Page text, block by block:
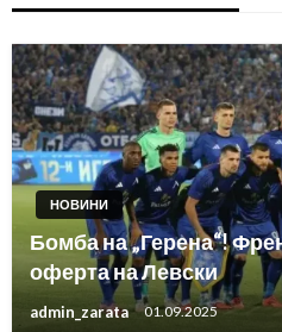
НОВИНИ
Бомба на „Герена“!
оферта на Левски
admin_zarata 01.09.2025